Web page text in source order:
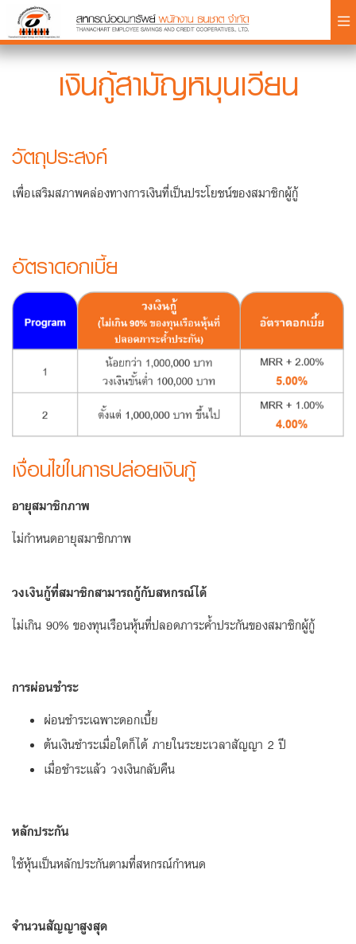
ลง
ทะเบียน
×
เงินกู้สามัญหมุนเวียน
วัตถุประสงค์
เพื่อเสริมสภาพคล่องทางการเงินที่เป็นประโยชน์ของสมาชิกผู้กู้
อัตราดอกเบี้ย
เงื่อนไขในการปล่อยเงินกู้
อายุสมาชิกภาพ
ไม่กำหนดอายุสมาชิกภาพ
วงเงินกู้ที่สมาชิกสามารถกู้กับสหกรณ์ได้
ไม่เกิน 90% ของทุนเรือนหุ้นที่ปลอดภาระค้ำประกันของสมาชิกผู้กู้
การผ่อนชำระ
ผ่อนชำระเฉพาะดอกเบี้ย
ต้นเงินชำระเมื่อใดก็ได้ ภายในระยะเวลาสัญญา 2 ปี
เมื่อชำระแล้ว วงเงินกลับคืน
หลักประกัน
ใช้หุ้นเป็นหลักประกันตามที่สหกรณ์กำหนด
จำนวนสัญญาสูงสุด